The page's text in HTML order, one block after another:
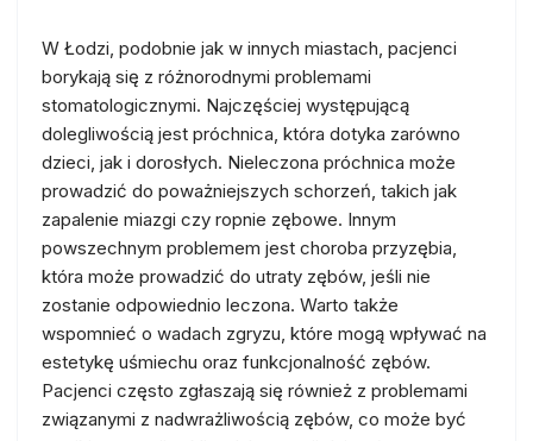
W Łodzi, podobnie jak w innych miastach, pacjenci
borykają się z różnorodnymi problemami
stomatologicznymi. Najczęściej występującą
dolegliwością jest próchnica, która dotyka zarówno
dzieci, jak i dorosłych. Nieleczona próchnica może
prowadzić do poważniejszych schorzeń, takich jak
zapalenie miazgi czy ropnie zębowe. Innym
powszechnym problemem jest choroba przyzębia,
która może prowadzić do utraty zębów, jeśli nie
zostanie odpowiednio leczona. Warto także
wspomnieć o wadach zgryzu, które mogą wpływać na
estetykę uśmiechu oraz funkcjonalność zębów.
Pacjenci często zgłaszają się również z problemami
związanymi z nadwrażliwością zębów, co może być